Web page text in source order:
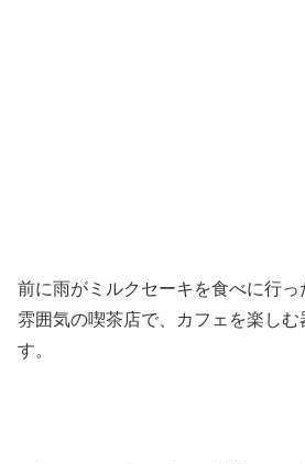
前に雨がミルクセーキを食べに行
雰囲気の喫茶店で、カフェを楽し
す。